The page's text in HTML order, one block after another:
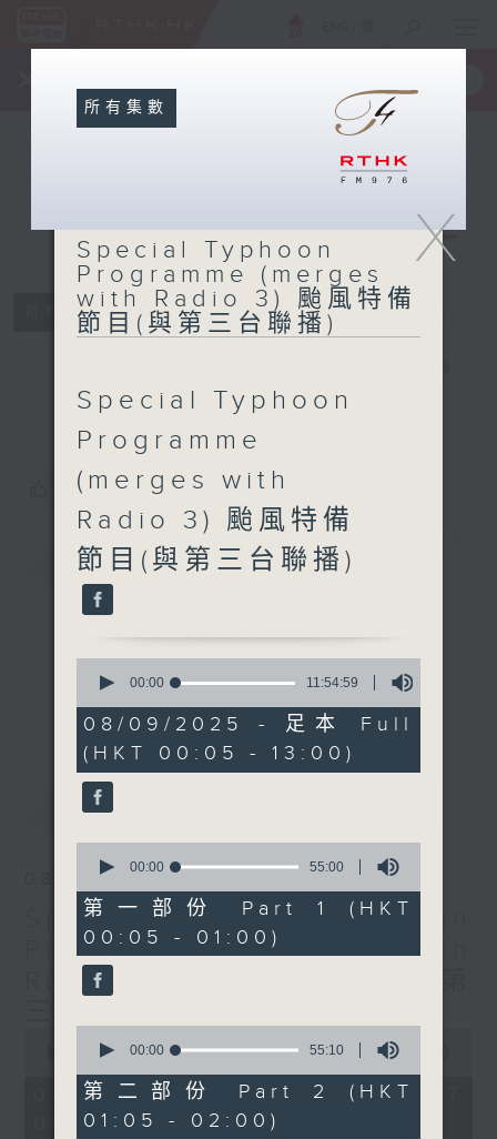
一手掌握 RTHK 電台、電視節目
所有集數
Typhoon
Programme
(merges with
Radio 3) 颱風
特備節目(與第
您喜歡這個節目嗎?
簡介 GIST
最新
08/09/2025
Special Typhoon
Programme (merges with
Radio 3) 颱風特備節目(與第
seconds
hours,
00:00 11:54:59
08/09/2025 - 足本 Full (HKT
00:05 - 13:00)
X
所有集數
Special Typhoon
Programme (merges
with Radio 3) 颱風特備
節目(與第三台聯播)
Special Typhoon
Programme
(merges with
Radio 3) 颱風特備
節目(與第三台聯播)
seconds
11
hours,
54
minutes,
59
seconds
00:00 11:54:59
08/09/2025 - 足本 Full
(HKT 00:05 - 13:00)
seconds
55
minutes,
0
seconds
00:00 55:00
第一部份 Part 1 (HKT
00:05 - 01:00)
seconds
55
minutes,
10
00:00 55:10
第二部份 Part 2 (HKT
01:05 - 02:00)